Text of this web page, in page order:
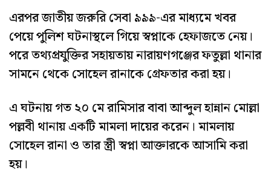
এরপর জাতীয় জরুরি সেবা ৯৯৯-এর মাধ্যমে খবর
পেয়ে পুলিশ ঘটনাস্থলে গিয়ে স্বপ্নাকে হেফাজতে নেয়।
পরে তথ্যপ্রযুক্তির সহায়তায় নারায়ণগঞ্জের ফতুল্লা থানার
সামনে থেকে সোহেল রানাকে গ্রেফতার করা হয়।
এ ঘটনায় গত ২০ মে রামিসার বাবা আব্দুল হান্নান মোল্লা
পল্লবী থানায় একটি মামলা দায়ের করেন। মামলায়
সোহেল রানা ও তার স্ত্রী স্বপ্না আক্তারকে আসামি করা
হয়।